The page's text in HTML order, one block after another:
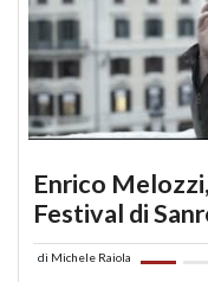
Enrico
Festival di
di Michele Raiola